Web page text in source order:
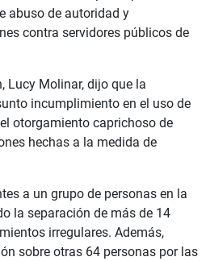
abuso de autoridad y
contra servidores públicos de
Lucy Molinar, dijo que la
incumplimiento en el uso de
otorgamiento caprichoso de
hechas a la medida de
a un grupo de personas en la
la separación de más de 14
irregulares. Además,
sobre otras 64 personas por las